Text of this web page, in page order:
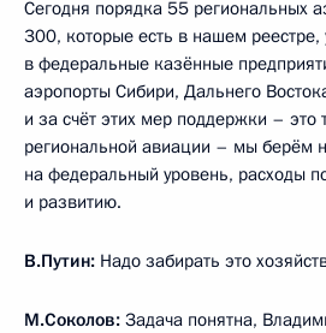
Сегодня порядка 55 региональных
300, которые есть в нашем реестре,
в федеральные казённые
аэропорты Сибири, Дальнего
и за счёт этих мер поддержки –
региональной авиации – мы берём
на федеральный уровень, расходы
и развитию.
В.Путин: Надо забирать это
М.Соколов: Задача понятна,